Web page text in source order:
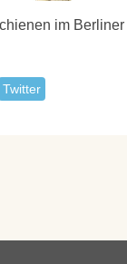
im
Twitter